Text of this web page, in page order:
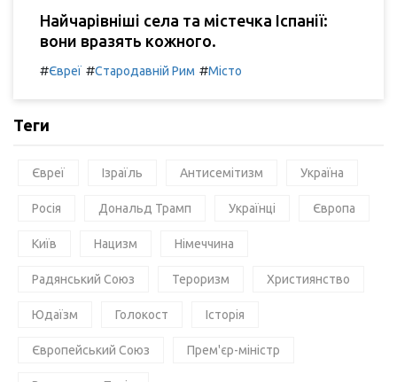
Найчарівніші села та містечка Іспанії:
вони вразять кожного.
#Євреї #Стародавній Рим #Місто
Теги
Євреї Ізраїль Антисемітизм Україна
Росія Дональд Трамп Українці Європа
Київ Нацизм Німеччина
Радянський Союз Тероризм Християнство
Юдаїзм Голокост Історія
Європейський Союз Прем'єр-міністр